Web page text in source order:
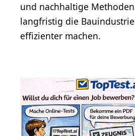
und nachhaltige
langfristig die
effizienter machen.